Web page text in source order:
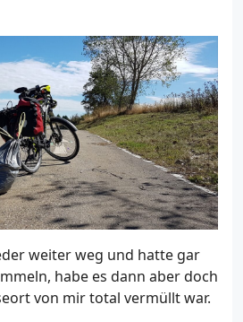
weiter weg und hatte gar
habe es dann aber doch
von mir total vermüllt war.